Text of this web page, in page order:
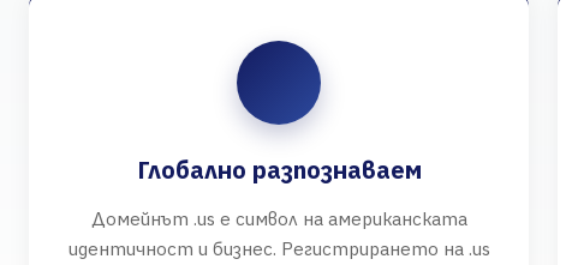
Глобално разпознаваем
Домейнът .us е символ на американската
идентичност и бизнес. Регистрирането на .us